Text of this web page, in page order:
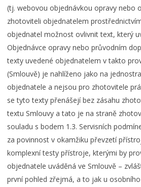
(tj. webovou objednávkou opravy nebo
zhotoviteli objednatelem
objednatel možnost ovlivnit text, který
Objednávce opravy nebo průvodním
texty uvedené objednatelem v takto
(Smlouvě) je nahlíženo jako na
objednatele a nejsou pro zhotovitele
se tyto texty přenášejí bez zásahu
textu Smlouvy a tato je na straně
souladu s bodem 1.3. Servisních
za povinnost v okamžiku převzetí
komplexní testy přístroje, kterými by
objednatele uváděná ve Smlouvě –
první pohled zřejmá, a to jak u